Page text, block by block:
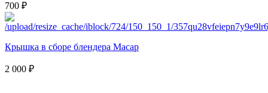
700 ₽
Крышка в сборе блендера Macap
2 000 ₽